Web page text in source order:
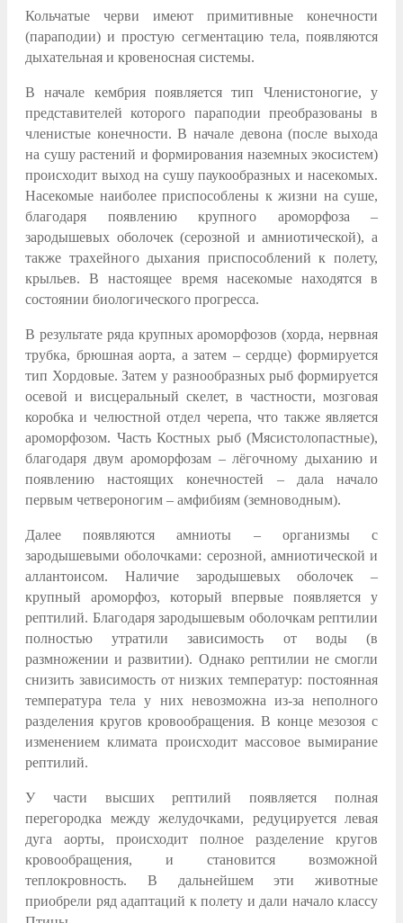
Кольчатые черви имеют примитивные конечности
(параподии) и простую сегментацию тела, появляются
дыхательная и кровеносная системы.
В начале кембрия появляется тип Членистоногие, у
представителей которого параподии преобразованы в
членистые конечности. В начале девона (после выхода
на сушу растений и формирования наземных экосистем)
происходит выход на сушу паукообразных и насекомых.
Насекомые наиболее приспособлены к жизни на суше,
благодаря появлению крупного ароморфоза –
зародышевых оболочек (серозной и амниотической), а
также трахейного дыхания приспособлений к полету,
крыльев. В настоящее время насекомые находятся в
состоянии биологического прогресса.
В результате ряда крупных ароморфозов (хорда, нервная
трубка, брюшная аорта, а затем – сердце) формируется
тип Хордовые. Затем у разнообразных рыб формируется
осевой и висцеральный скелет, в частности, мозговая
коробка и челюстной отдел черепа, что также является
ароморфозом. Часть Костных рыб (Мясистолопастные),
благодаря двум ароморфозам – лёгочному дыханию и
появлению настоящих конечностей – дала начало
первым четвероногим – амфибиям (земноводным).
Далее появляются амниоты – организмы с
зародышевыми оболочками: серозной, амниотической и
аллантоисом. Наличие зародышевых оболочек –
крупный ароморфоз, который впервые появляется у
рептилий. Благодаря зародышевым оболочкам рептилии
полностью утратили зависимость от воды (в
размножении и развитии). Однако рептилии не смогли
снизить зависимость от низких температур: постоянная
температура тела у них невозможна из-за неполного
разделения кругов кровообращения. В конце мезозоя с
изменением климата происходит массовое вымирание
рептилий.
У части высших рептилий появляется полная
перегородка между желудочками, редуцируется левая
дуга аорты, происходит полное разделение кругов
кровообращения, и становится возможной
теплокровность. В дальнейшем эти животные
приобрели ряд адаптаций к полету и дали начало классу